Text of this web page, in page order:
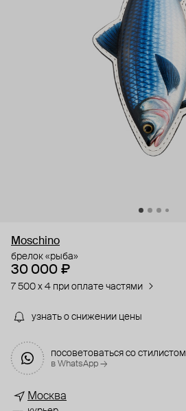
Moschino
брелок «рыба»
30 000 ₽
7 500 x 4 при оплате частями
узнать о снижении цены
посоветоваться со стилистом
в WhatsApp →
Москва